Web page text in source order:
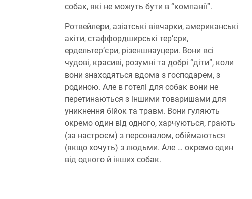
собак, які не можуть бути в “компанії”.
Ротвейлери, азіатські вівчарки, американські
акіти, стаффордширські тер’єри,
ердельтер’єри, різеншнауцери. Вони всі
чудові, красиві, розумні та добрі “діти”, коли
вони знаходяться вдома з господарем, з
родиною. Але в готелі для собак вони не
перетинаються з іншими товаришами для
уникнення бійок та травм. Вони гуляють
окремо один від одного, харчуються, грають
(за настроєм) з персоналом, обіймаються
(якщо хочуть) з людьми. Але … окремо один
від одного й інших собак.